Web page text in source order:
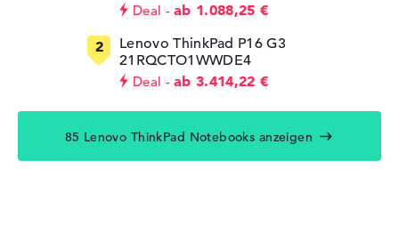
Deal
ab 1.088,25 €
Lenovo ThinkPad P16 G3
21RQCTO1WWDE4
Deal ab 3.414,22 €
85 Lenovo ThinkPad Notebooks anzeigen